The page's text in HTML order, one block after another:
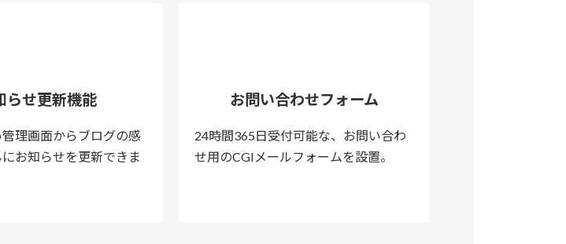
らせ更新機能
理画面からブログの感
お知らせを更新できま
お問い合わせフォーム
24時間365日受付可能な、お問い合わ
せ用のCGIメールフォームを設置。